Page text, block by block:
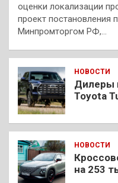
оценки локализации
проект постановления
Минпромторгом РФ,…
НОВОСТИ
Дилеры
Toyota
НОВОСТИ
на 253